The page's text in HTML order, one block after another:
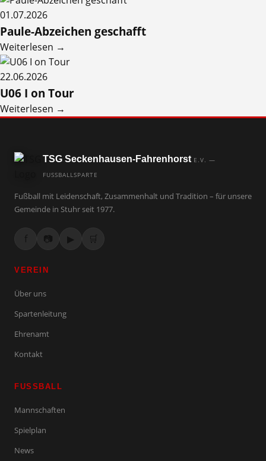
01.07.2026
Paule-Abzeichen geschafft
Weiterlesen →
22.06.2026
U06 I on Tour
Weiterlesen →
TSG Seckenhausen-Fahrenhorst E.V. —
FUSSBALLSPARTE
Fußball mit Leidenschaft, Zusammenhalt und Tradition – für unsere
Gemeinde in Stuhr seit 1977.
f 📷 ▶ 🛒
VEREIN
Über uns
Spartenleitung
Ehrenamt
Kontakt
FUSSBALL
Mannschaften
Spielplan
News